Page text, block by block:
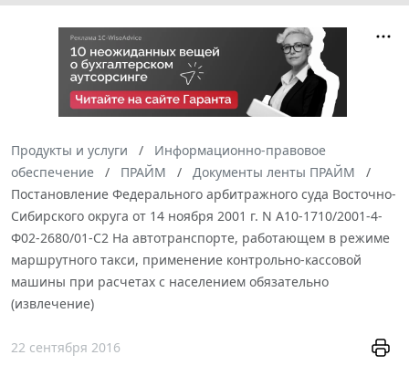
Продукты и услуги
Информационно-правовое
обеспечение
ПРАЙМ
Документы ленты ПРАЙМ
Постановление Федерального арбитражного суда Восточно-
Сибирского округа от 14 ноября 2001 г. N А10-1710/2001-4-
Ф02-2680/01-С2 На автотранспорте, работающем в режиме
маршрутного такси, применение контрольно-кассовой
машины при расчетах с населением обязательно
(извлечение)
22 сентября 2016